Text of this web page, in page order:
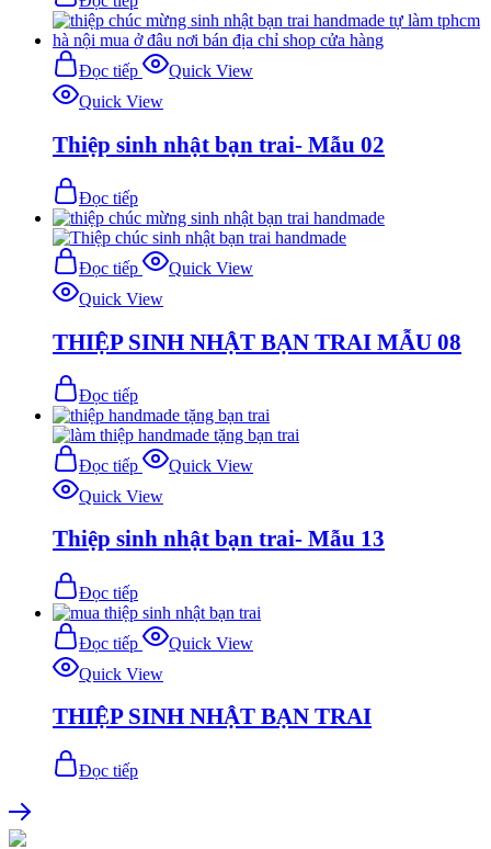
Đọc tiếp
Quick View
Quick View
Thiệp sinh nhật bạn trai- Mẫu 02
Đọc tiếp
Đọc tiếp
Quick View
Quick View
THIỆP SINH NHẬT BẠN TRAI MẪU 08
Đọc tiếp
Đọc tiếp
Quick View
Quick View
Thiệp sinh nhật bạn trai- Mẫu 13
Đọc tiếp
Đọc tiếp
Quick View
Quick View
THIỆP SINH NHẬT BẠN TRAI
Đọc tiếp